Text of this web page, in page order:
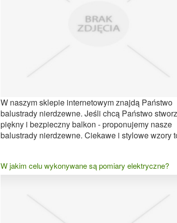
W naszym sklepie internetowym znajdą Państwo
balustrady nierdzewne. Jeśli chcą Państwo
piękny i bezpieczny balkon - proponujemy nasze
balustrady nierdzewne. Ciekawe i stylowe wzory
W jakim celu wykonywane są pomiary elektryczne?